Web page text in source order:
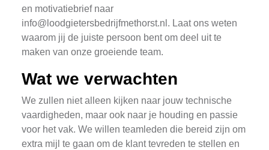
en motivatiebrief naar
info@loodgietersbedrijfmethorst.nl . Laat ons weten
waarom jij de juiste persoon bent om deel uit te
maken van onze groeiende team.
Wat we verwachten
We zullen niet alleen kijken naar jouw technische
vaardigheden, maar ook naar je houding en passie
voor het vak. We willen teamleden die bereid zijn om
extra mijl te gaan om de klant tevreden te stellen en